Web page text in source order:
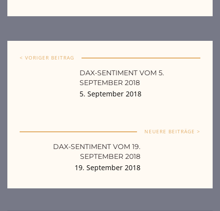
< VORIGER BEITRAG
DAX-SENTIMENT VOM 5.
SEPTEMBER 2018
5. September 2018
NEUERE BEITRÄGE >
DAX-SENTIMENT VOM 19.
SEPTEMBER 2018
19. September 2018